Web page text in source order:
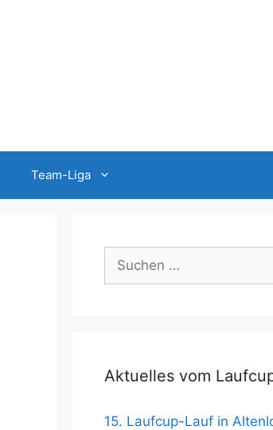
Team-Liga
Suchen
nach:
Aktuelles vom
15. Laufcup-Lauf in